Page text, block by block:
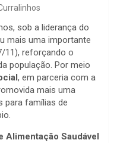
sob a liderança do
mais uma importante
11), reforçando o
população. Por meio
, em parceria com a
mais uma
para famílias de
Alimentação Saudável